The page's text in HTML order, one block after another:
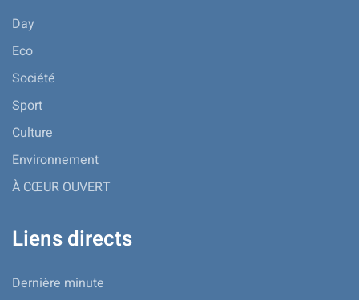
Day
Eco
Société
Sport
Culture
Environnement
À CŒUR OUVERT
Liens directs
Dernière minute